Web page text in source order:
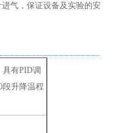
气，保证设备及实验的安
有PID调
段升降温程